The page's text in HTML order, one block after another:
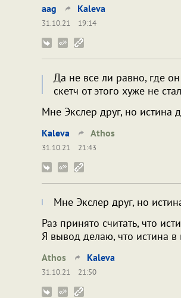
aag Kaleva
31.10.21
19:14
Да не все ли равно, где
скетч от этого хуже не
Мне Экслер друг, но истина
Kaleva Athos
31.10.21
21:43
Мне Экслер друг, но
Раз принято считать, что
Я вывод делаю, что истина в
Athos Kaleva
31.10.21
21:50